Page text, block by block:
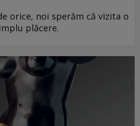
orice, noi sperăm că vizita o
plăcere.